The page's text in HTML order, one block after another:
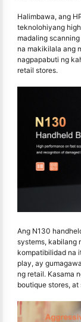
Halimbawa, ang
teknolohiyang
madaling
na makikilala ang
nagpapabuti ng
retail stores.
Ang N130
systems, kabilang
kompatibilidad na
play, ay
ng retail. Kasama
boutique stores,